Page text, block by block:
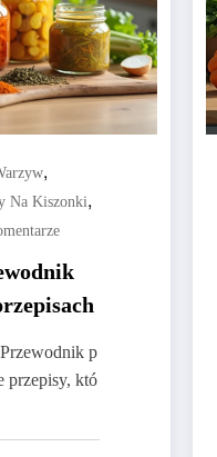
,
Na Kiszonki,
p
przepisy, któ